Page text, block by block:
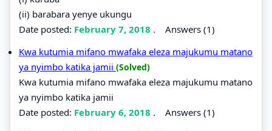
(ii) barabara yenye ukungu
Date posted: February 7, 2018 . Answers (1)
Kwa kutumia mifano mwafaka eleza majukumu matano
ya nyimbo katika jamii (Solved)
Kwa kutumia mifano mwafaka eleza majukumu matano
ya nyimbo katika jamii
Date posted: February 6, 2018 . Answers (1)